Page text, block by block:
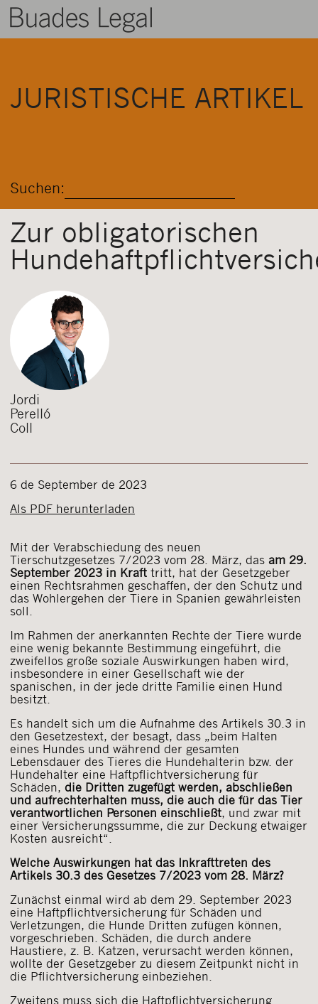
BEREICHE
DEUTSCH
JURISTISCHE ARTIKEL
Suchen:
Zur obligatorischen
Jordi
Perelló
Coll
6 de September de 2023
Als PDF herunterladen
Mit der Verabschiedung des neuen
Tierschutzgesetzes 7/2023 vom 28. März, das am 29.
September 2023 in Kraft tritt, hat der Gesetzgeber
einen Rechtsrahmen geschaffen, der den Schutz und
das Wohlergehen der Tiere in Spanien gewährleisten
soll.
Im Rahmen der anerkannten Rechte der Tiere wurde
eine wenig bekannte Bestimmung eingeführt, die
zweifellos große soziale Auswirkungen haben wird,
insbesondere in einer Gesellschaft wie der
spanischen, in der jede dritte Familie einen Hund
besitzt.
Es handelt sich um die Aufnahme des Artikels 30.3 in
den Gesetzestext, der besagt, dass „beim Halten
eines Hundes und während der gesamten
Lebensdauer des Tieres die Hundehalterin bzw. der
Hundehalter eine Haftpflichtversicherung für
Schäden, die Dritten zugefügt werden, abschließen
und aufrechterhalten muss, die auch die für das Tier
verantwortlichen Personen einschließt, und zwar mit
einer Versicherungssumme, die zur Deckung etwaiger
Kosten ausreicht“.
Welche Auswirkungen hat das Inkrafttreten des
Artikels 30.3 des Gesetzes 7/2023 vom 28. März?
Zunächst einmal wird ab dem 29. September 2023
eine Haftpflichtversicherung für Schäden und
Verletzungen, die Hunde Dritten zufügen können,
vorgeschrieben. Schäden, die durch andere
Haustiere, z. B. Katzen, verursacht werden können,
wollte der Gesetzgeber zu diesem Zeitpunkt nicht in
die Pflichtversicherung einbeziehen.
Zweitens muss sich die Haftpflichtversicherung